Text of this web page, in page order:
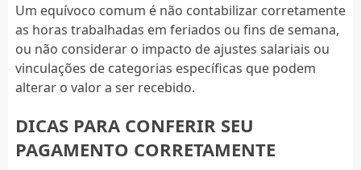
Um equívoco comum é não contabilizar corretamente
as horas trabalhadas em feriados ou fins de semana,
ou não considerar o impacto de ajustes salariais ou
vinculações de categorias específicas que podem
alterar o valor a ser recebido.
DICAS PARA CONFERIR SEU
PAGAMENTO CORRETAMENTE